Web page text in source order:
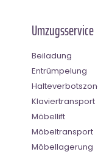
Umzugsservice
Beiladung
Entrümpelung
Klaviertransport
Möbellift
Möbeltransport
Möbellagerung